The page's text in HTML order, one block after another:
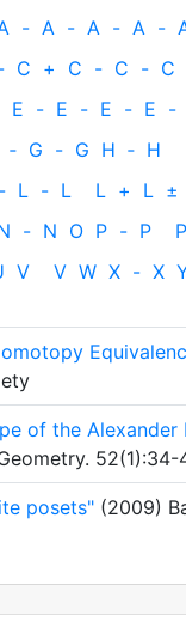
- A - A - A -
C + C - C - C
E - E - E - E -
‐ G - G H ‐ H
- L - L L + L ±
- N O P - P P
V V W X - X
of the Alexander
52(1):34-
posets" (2009)